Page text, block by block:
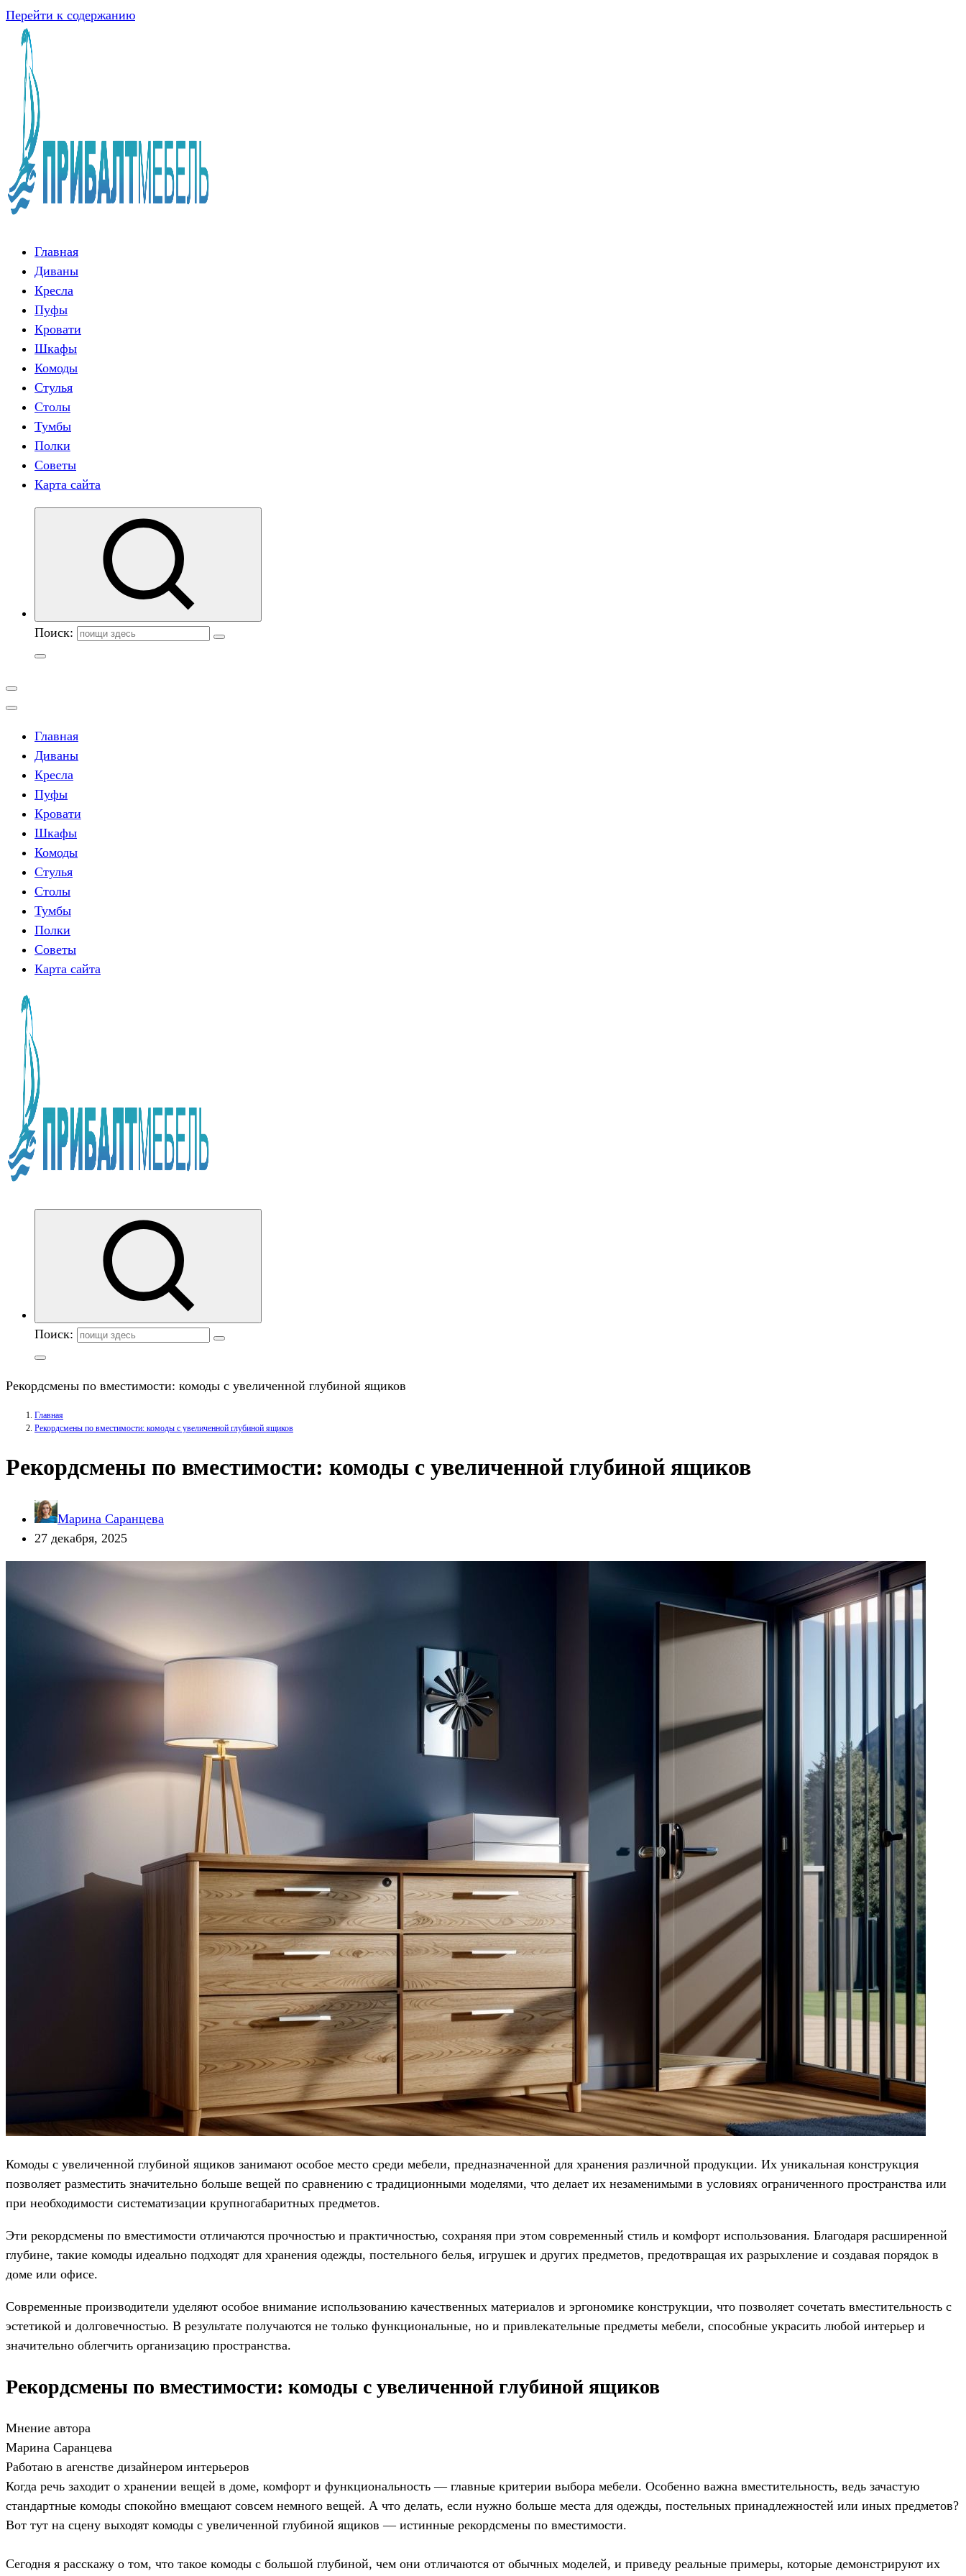
Перейти к содержанию
Главная
Диваны
Кресла
Пуфы
Кровати
Шкафы
Комоды
Стулья
Столы
Тумбы
Полки
Советы
Карта сайта
Поиск:
Главная
Диваны
Кресла
Пуфы
Кровати
Шкафы
Комоды
Стулья
Столы
Тумбы
Полки
Советы
Карта сайта
Поиск:
Рекордсмены по вместимости: комоды с увеличенной глубиной ящиков
Главная
Рекордсмены по вместимости: комоды с увеличенной глубиной ящиков
Рекордсмены по вместимости: комоды с увеличенной глубиной ящиков
Марина Саранцева
27 декабря, 2025
Комоды с увеличенной глубиной ящиков занимают особое место среди мебели, предназначенной для хранения различной продукции. Их уникальная конструкция
позволяет разместить значительно больше вещей по сравнению с традиционными моделями, что делает их незаменимыми в условиях ограниченного пространства или
при необходимости систематизации крупногабаритных предметов.
Эти рекордсмены по вместимости отличаются прочностью и практичностью, сохраняя при этом современный стиль и комфорт использования. Благодаря расширенной
глубине, такие комоды идеально подходят для хранения одежды, постельного белья, игрушек и других предметов, предотвращая их разрыхление и создавая порядок в
доме или офисе.
Современные производители уделяют особое внимание использованию качественных материалов и эргономике конструкции, что позволяет сочетать вместительность с
эстетикой и долговечностью. В результате получаются не только функциональные, но и привлекательные предметы мебели, способные украсить любой интерьер и
значительно облегчить организацию пространства.
Рекордсмены по вместимости: комоды с увеличенной глубиной ящиков
Мнение автора
Марина Саранцева
Работаю в агенстве дизайнером интерьеров
Когда речь заходит о хранении вещей в доме, комфорт и функциональность — главные критерии выбора мебели. Особенно важна вместительность, ведь зачастую
стандартные комоды спокойно вмещают совсем немного вещей. А что делать, если нужно больше места для одежды, постельных принадлежностей или иных предметов?
Вот тут на сцену выходят комоды с увеличенной глубиной ящиков — истинные рекордсмены по вместимости.
Сегодня я расскажу о том, что такое комоды с большой глубиной, чем они отличаются от обычных моделей, и приведу реальные примеры, которые демонстрируют их